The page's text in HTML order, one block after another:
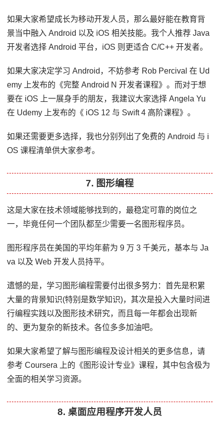
如果大家希望成长为移动开发人员，那么最好能在教育背
景当中融入 Android 以及 iOS 相关技能。我个人推荐 Java
开发者选择 Android 平台，iOS 则更适合 C/C++ 开发者。
如果大家决定学习 Android，不妨参考 Rob Percival 在 Ud
emy 上发布的《完整 Android N 开发者课程》。而对于想
要在 iOS 上一展身手的朋友，我建议大家选择 Angela Yu
在 Udemy 上发布的《 iOS 12 与 Swift 4 高阶课程》。
如果还需要更多选择，我也分别列出了免费的 Android 与 i
OS 课程清单供大家参考。
7. 图形编程
这是大家在技术领域能够找到的，最稳定可靠的岗位之
一，毕竟任何一个团队都至少需要一名图形程序员。
图形程序员在美国的平均年薪为 9 万 3 千美元，基本与 Ja
va 以及 Web 开发人员持平。
遗憾的是，学习图形编程需要付出很多努力：首先是积累
大量的背景知识(特别是数学知识)，其次是投入大量时间进
行编程实践以及图形技术研究，而且每一年都会出现新
的、更为复杂的新技术。各位多多加油吧。
如果大家希望了解与图形编程及设计相关的更多信息，请
参考 Coursera 上的《图形设计专业》课程，其中包含极为
全面的相关学习资源。
8. 桌面应用程序开发人员